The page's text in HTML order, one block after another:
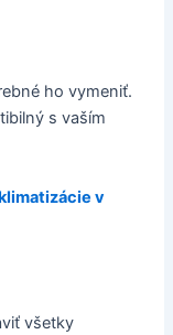
ho vymeniť.
s vaším
v
všetky